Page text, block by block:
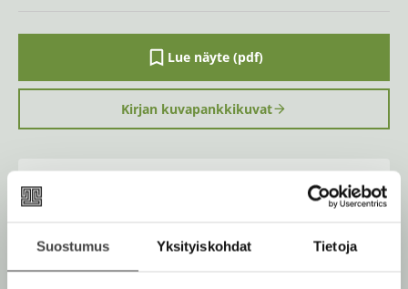
Suostumus Yksityiskohdat Tietoja
Lue näyte (pdf)
A
u
k
e
a
u
v
Kirjan kuvapankkikuvat
Osta teos
O
s
Kovakantinen kirja
K
i